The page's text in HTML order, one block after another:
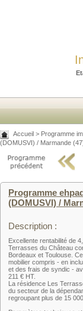
Accueil > Programme
(DOMUSVI) / Marmande
Programme
(DOMUSVI) /
Description :
Excellente rentabilité de
Terrasses du Château
Bordeaux et Toulouse.
mobilier compris - en
et des frais de syndic -
211 € HT.
La résidence Les
du secteur de la
regroupant plus de 15 000